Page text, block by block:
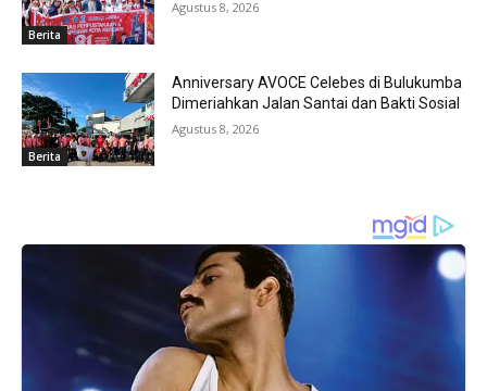
Berita
Agustus 8, 2026
Berita
Anniversary AVOCE Celebes di Bulukumba
Dimeriahkan Jalan Santai dan Bakti Sosial
Agustus 8, 2026